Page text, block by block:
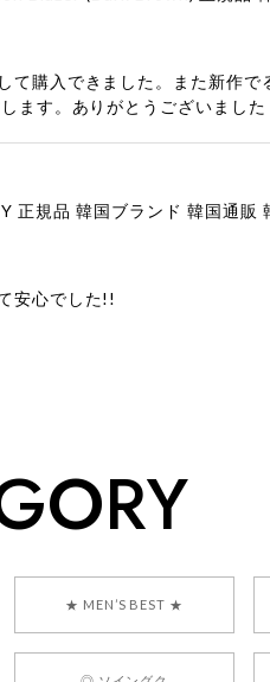
て購入できました。また新作で
ます。ありがとうございました
安心でした!!
★ MEN’S BEST ★